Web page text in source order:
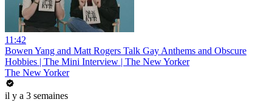
11:42
Bowen Yang and Matt Rogers Talk Gay Anthems and Obscure
Hobbies | The Mini Interview | The New Yorker
The New Yorker
il y a 3 semaines